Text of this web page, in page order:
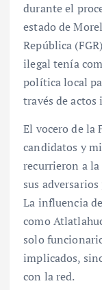
durante el
estado de
República
ilegal tenía
política local
través de
El vocero de la
candidatos y
recurrieron a
sus
La influencia
como
solo
implicados,
con la red.